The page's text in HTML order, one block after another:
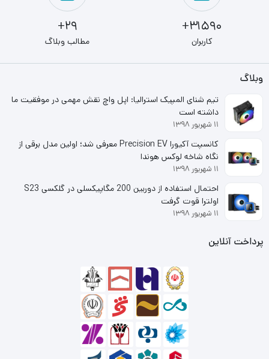
31590+
کاربران
29+
مطالب وبلاگ
وبلاگ
تیم شنای المپیک استرالیا: اپل واچ نقش مهمی در موفقیت ما
داشته است
۱۱ شهریور ۱۳۹۸
کانسپت آکیورا Precision EV معرفی شد؛ اولین مدل برقی از
نگاه شاخه لوکس هوندا
۱۱ شهریور ۱۳۹۸
احتمال استفاده از دوربین 200 مگاپیکسلی در گلکسی S23
اولترا قوت گرفت
۱۱ شهریور ۱۳۹۸
پرداخت آنلاین